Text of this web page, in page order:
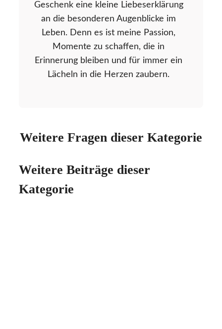
Geschenk eine kleine Liebeserklärung
an die besonderen Augenblicke im
Leben. Denn es ist meine Passion,
Momente zu schaffen, die in
Erinnerung bleiben und für immer ein
Lächeln in die Herzen zaubern.
Weitere Fragen dieser Kategorie
Weitere Beiträge dieser
Kategorie